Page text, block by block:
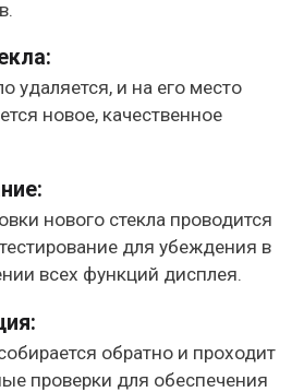
удаляется, и на его место
новое, качественное
нового стекла проводится
для убеждения в
всех функций дисплея.
обратно и проходит
проверки для обеспечения